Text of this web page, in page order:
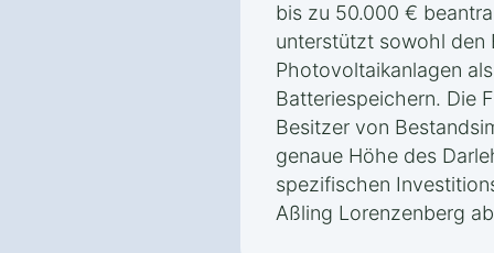
bis zu 50.000 €
unterstützt sowohl den
Photovoltaikanlagen
Batteriespeichern. Die
Besitzer von
genaue Höhe des
spezifischen
Aßling Lorenzenberg